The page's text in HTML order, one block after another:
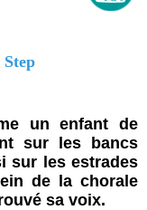
un enfant de
sur les bancs
sur les estrades
de la chorale
sa voix.